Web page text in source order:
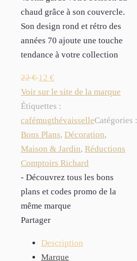
chaud grâce à son couvercle.
Son design rond et rétro des
années 70 ajoute une touche
tendance à votre collection
22€ 12 €
Voir sur le site de la marque
Étiquettes :
cafémugthévaisselleCatégories :
Bons Plans, Décoration,
Maison & Jardin, Réductions
Comptoirs Richard
- Découvrez tous les bons
plans et codes promo de la
même marque
Partager
Description
Marque